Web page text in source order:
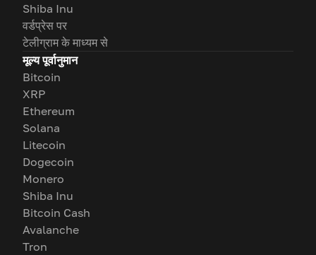
Shiba Inu
वर्डप्रेस पर
टेलीग्राम के माध्यम से
मूल्य पूर्वानुमान
Bitcoin
XRP
Ethereum
Solana
Litecoin
Dogecoin
Monero
Shiba Inu
Bitcoin Cash
Avalanche
Tron